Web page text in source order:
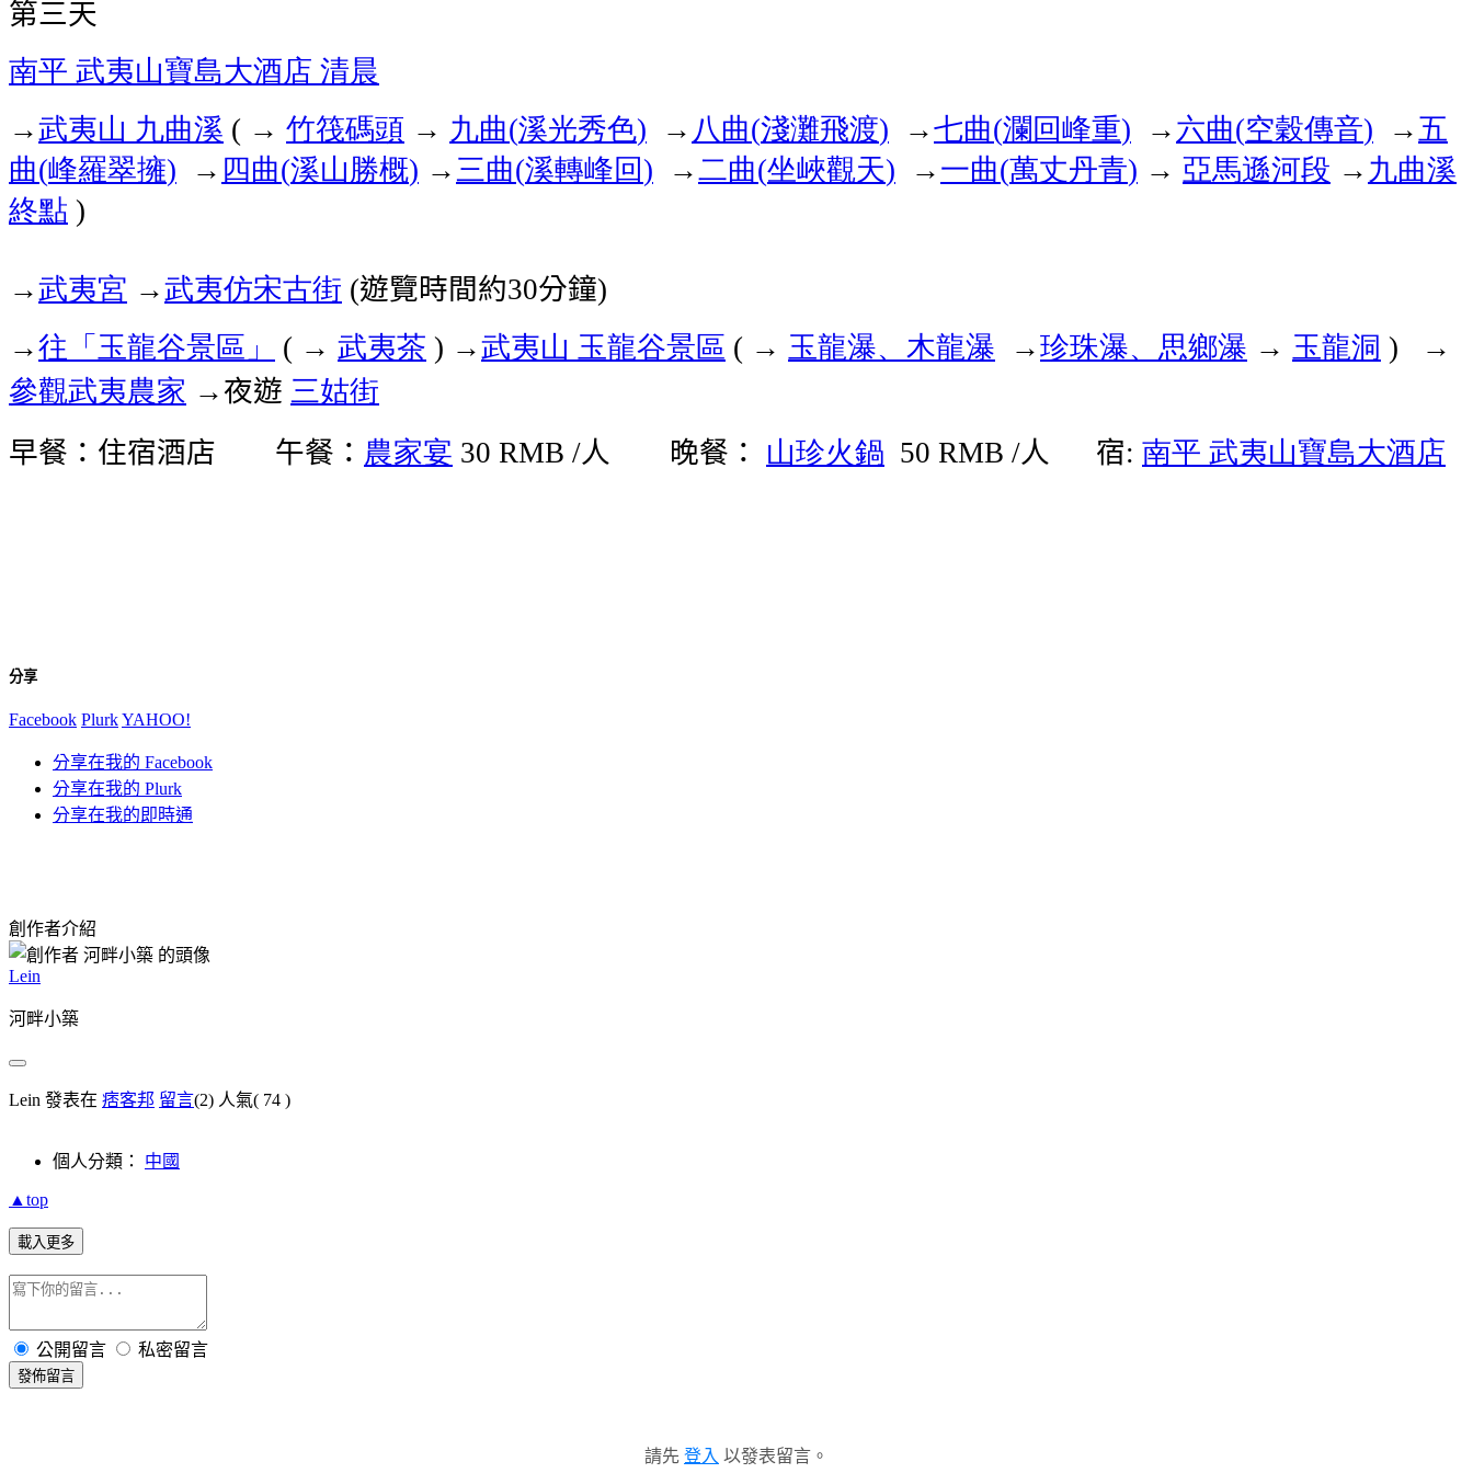
第三天
南平 武夷山寶島大酒店 清晨
→武夷山 九曲溪 ( → 竹筏碼頭 → 九曲(溪光秀色) → 八曲(淺灘飛渡) →七曲(瀾回峰重) → 六曲(空穀傳音) →五
曲(峰羅翠擁) → 四曲(溪山勝概) → 三曲(溪轉峰回) →二曲(坐峽觀天) → 一曲(萬丈丹青) → 亞馬遜河段 →九曲溪
終點 )
→武夷宮 →武夷仿宋古街 (遊覽時間約30分鐘)
→往「玉龍谷景區」 ( → 武夷茶 ) →武夷山 玉龍谷景區 ( → 玉龍瀑、木龍瀑 →珍珠瀑、思鄉瀑 → 玉龍洞 ) →
參觀武夷農家 →夜遊 三姑街
早餐：住宿酒店 午餐： 農家宴 30 RMB /人 晚餐： 山珍火鍋 50 RMB /人 宿: 南平 武夷山寶島大酒店
分享
Facebook PlurkYAHOO!
分享在我的 Facebook
分享在我的 Plurk
分享在我的即時通
創作者介紹
Lein
河畔小築
Lein 發表在 痞客邦 留言(2) 人氣( 74 )
個人分類： 中國
▲top
載入更多
公開留言 私密留言
發佈留言
請先 登入 以發表留言。